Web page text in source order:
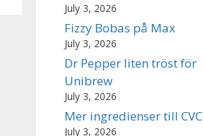
July 3, 2026
Fizzy Bobas på Max
July 3, 2026
Dr Pepper liten tröst för
Unibrew
July 3, 2026
Mer ingredienser till CVC
July 3, 2026